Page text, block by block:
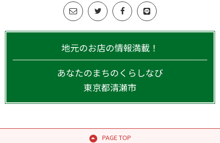
地元のお店の情報満載！
あなたのまちのくらしなび
東京都清瀬市
PAGE TOP